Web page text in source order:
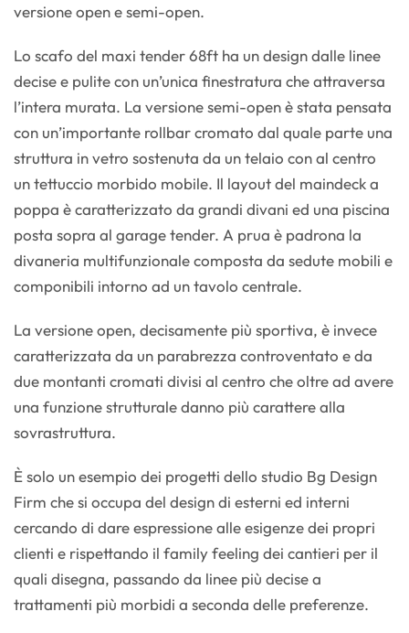
versione open e semi-open.
Lo scafo del maxi tender 68ft ha un design dalle linee
decise e pulite con un’unica finestratura che attraversa
l’intera murata. La versione semi-open è stata pensata
con un’importante rollbar cromato dal quale parte una
struttura in vetro sostenuta da un telaio con al centro
un tettuccio morbido mobile. Il layout del maindeck a
poppa è caratterizzato da grandi divani ed una piscina
posta sopra al garage tender. A prua è padrona la
divaneria multifunzionale composta da sedute mobili e
componibili intorno ad un tavolo centrale.
La versione open, decisamente più sportiva, è invece
caratterizzata da un parabrezza controventato e da
due montanti cromati divisi al centro che oltre ad avere
una funzione strutturale danno più carattere alla
sovrastruttura.
È solo un esempio dei progetti dello studio Bg Design
Firm che si occupa del design di esterni ed interni
cercando di dare espressione alle esigenze dei propri
clienti e rispettando il family feeling dei cantieri per il
quali disegna, passando da linee più decise a
trattamenti più morbidi a seconda delle preferenze.